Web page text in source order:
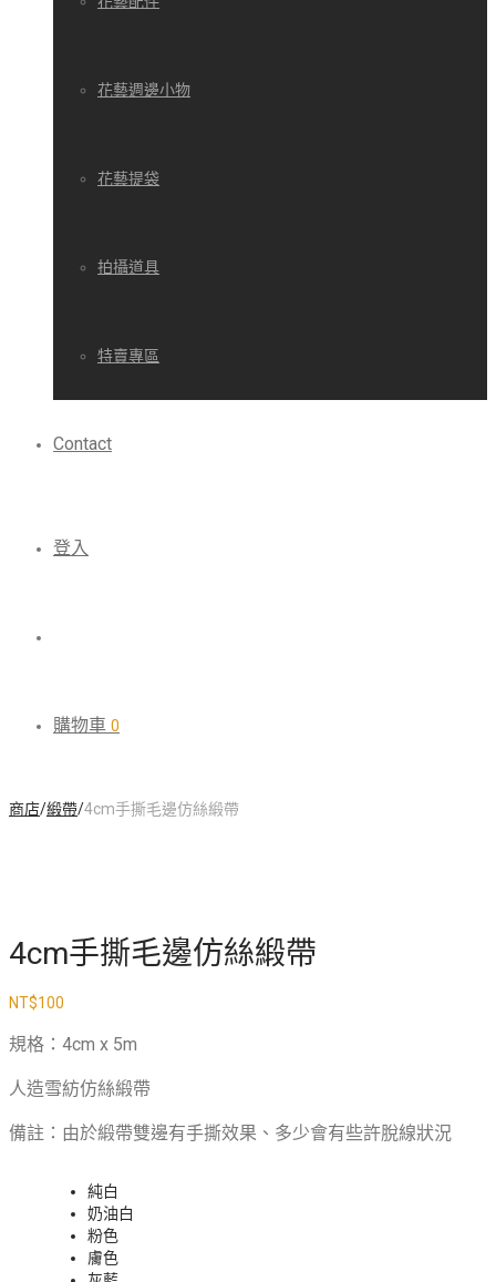
花藝週邊小物
花藝提袋
拍攝道具
特賣專區
Contact
登入
購物車 0
商店/緞帶/4cm手撕毛邊仿絲緞帶
4cm手撕毛邊仿絲緞帶
NT$100
規格：4cm x 5m
人造雪紡仿絲緞帶
備註：由於緞帶雙邊有手撕效果、多少會有些許脫線狀況
純白
奶油白
粉色
膚色